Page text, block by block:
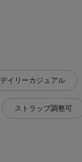
デイリーカジュアル
ストラップ調整可